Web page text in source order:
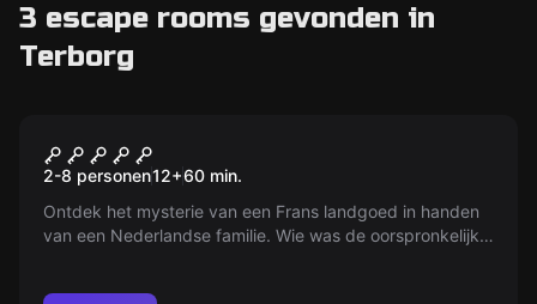
3 escape rooms gevonden in
Terborg
A Very (c)old Case
2-8 personen12+60 min.
Ontdek het mysterie van een Frans landgoed in handen
van een Nederlandse familie. Wie was de oorspronkelijke